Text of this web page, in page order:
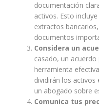
documentación
activos. Esto
extractos
documentos
Considera un
casado, un
herramienta
dividirán los activos
un abogado sobre
Comunica tus